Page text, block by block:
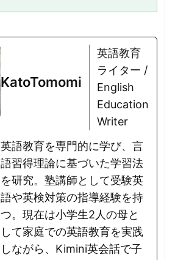
KatoTomomi
英語教育
ライター /
English
Education
Writer
英語教育を専門的に学び、言
語習得理論に基づいた学習法
を研究。塾講師として受験英
語や英検対策の指導経験を持
つ。現在は小学生2人の母と
して家庭での英語教育を実践
しながら、Kimini英会話で子